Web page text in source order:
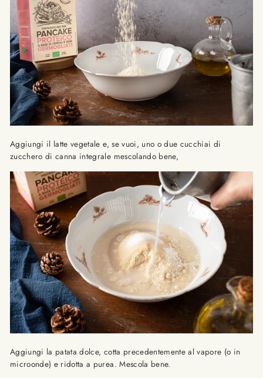
Aggiungi il latte vegetale e, se vuoi, uno o due cucchiai di
zucchero di canna integrale mescolando bene,
Aggiungi la patata dolce, cotta precedentemente al vapore (o in
microonde) e ridotta a purea. Mescola bene.